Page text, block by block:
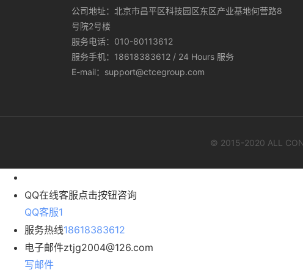
公司地址：北京市昌平区科技园区东区产业基地何营路8
号院2号楼
服务电话：010-80113612
服务手机：18618383612 / 24 Hours 服务
E-mail：support@ctcegroup.com
© 2015-2020 ALL
QQ在线客服点击按钮咨询
QQ客服1
服务热线18618383612
电子邮件ztjg2004@126.com
写邮件